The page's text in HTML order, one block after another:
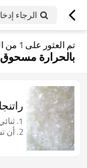
الرجاء
تم العثور على 1 من
بالحرارة مسحوق
1. ثنائي الفينول نوع A-راتنجات الايبوكسي الصلبة
2. أن تستخدم لطلاء مسحوق